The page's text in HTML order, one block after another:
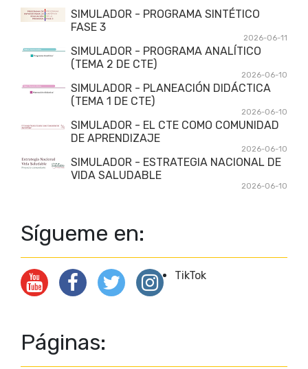
SIMULADOR - PROGRAMA SINTÉTICO
FASE 3
2026-06-11
SIMULADOR - PROGRAMA ANALÍTICO
(TEMA 2 DE CTE)
2026-06-10
SIMULADOR - PLANEACIÓN DIDÁCTICA
(TEMA 1 DE CTE)
2026-06-10
SIMULADOR - EL CTE COMO COMUNIDAD
DE APRENDIZAJE
2026-06-10
SIMULADOR - ESTRATEGIA NACIONAL DE
VIDA SALUDABLE
2026-06-10
Sígueme en:
TikTok
Páginas: